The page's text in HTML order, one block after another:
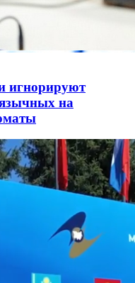
игнорируют
на